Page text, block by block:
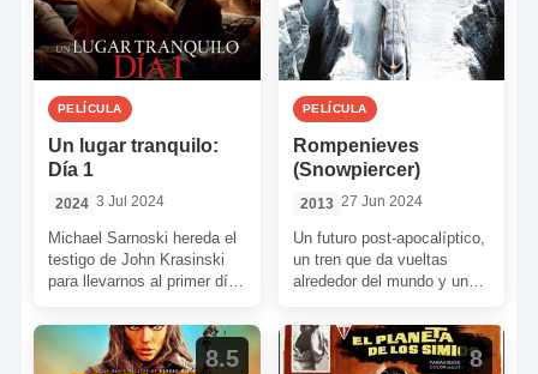
PELÍCULA
Un lugar tranquilo:
Día 1
2024 3 Jul 2024
Michael Sarnoski hereda el
testigo de John Krasinski
para llevarnos al primer día
silencio. Sarnoski […]
PELÍCULA
Rompenieves
(Snowpiercer)
2013 27 Jun 2024
Un futuro post-apocalíptico,
un tren que da vueltas
alrededor del mundo y un
aplastadas por su condición
[…]
8.5 8